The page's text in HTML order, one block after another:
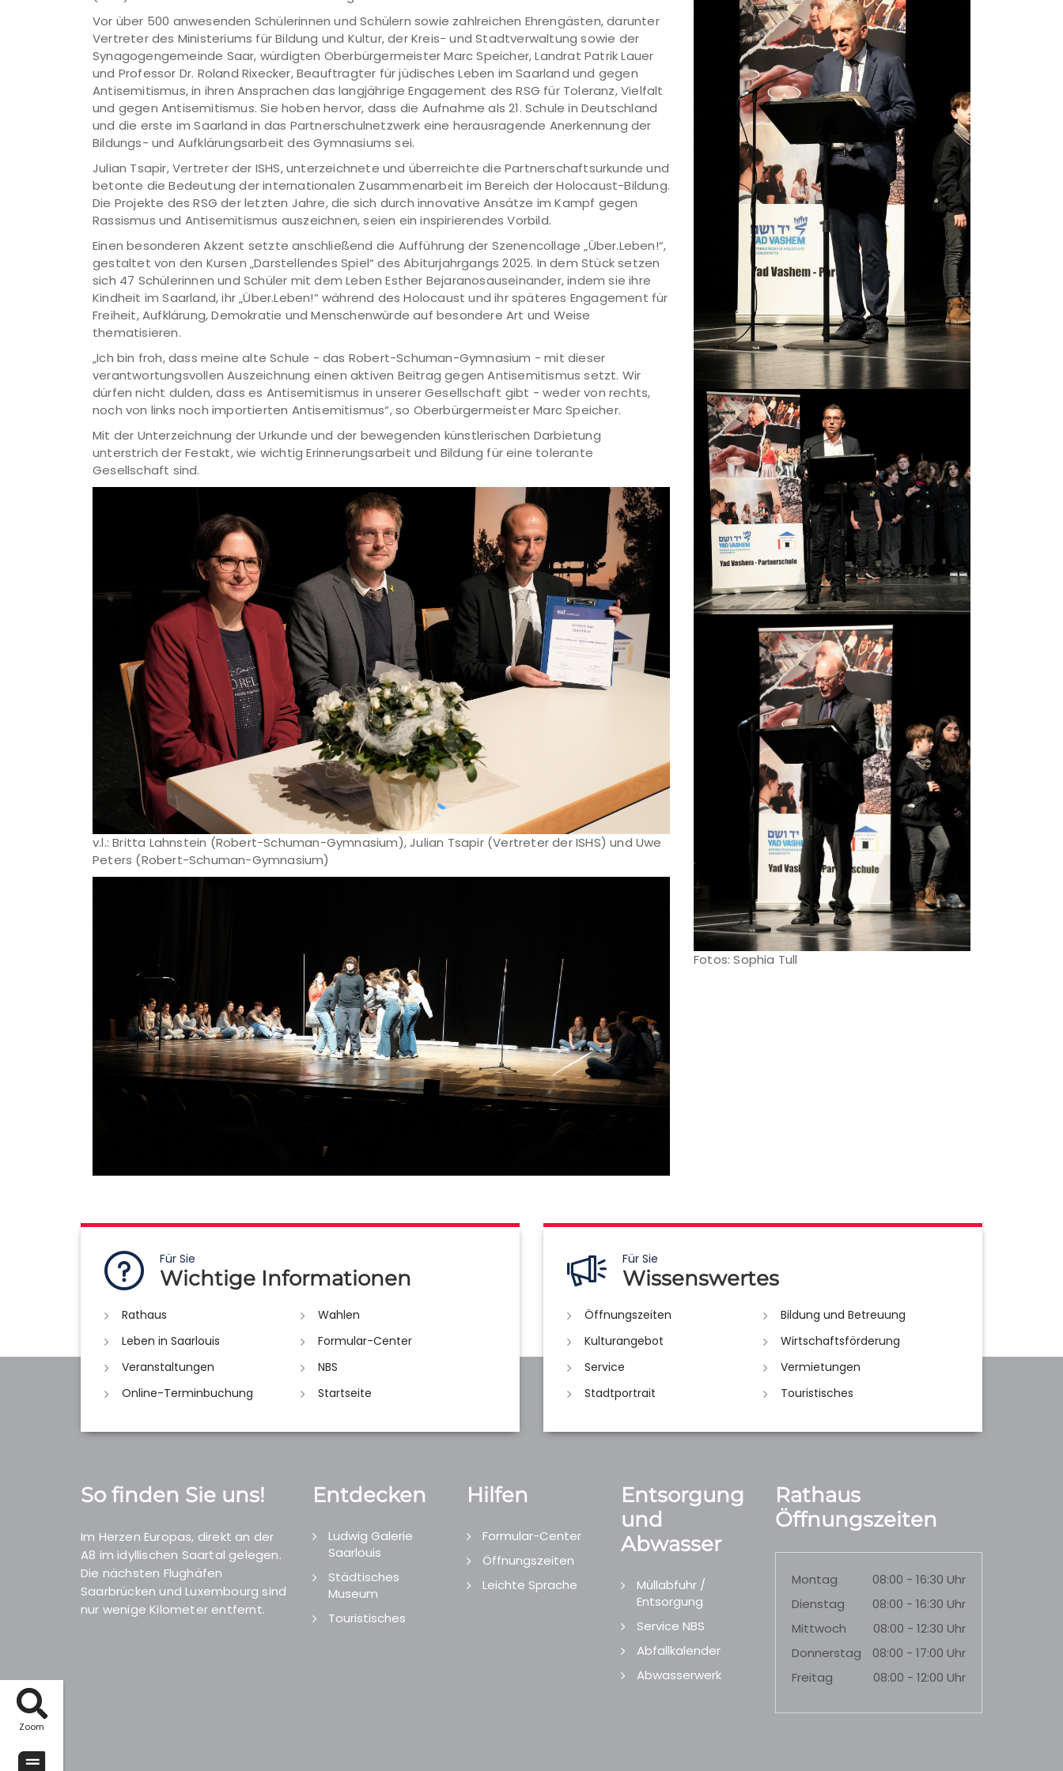
Zoom
Vor über 500 anwesenden Schülerinnen und Schülern sowie zahlreichen Ehrengästen, darunter
Vertreter des Ministeriums für Bildung und Kultur, der Kreis- und Stadtverwaltung sowie der
Synagogengemeinde Saar, würdigten Oberbürgermeister Marc Speicher, Landrat Patrik Lauer
und Professor Dr. Roland Rixecker, Beauftragter für jüdisches Leben im Saarland und gegen
Antisemitismus, in ihren Ansprachen das langjährige Engagement des RSG für Toleranz, Vielfalt
und gegen Antisemitismus. Sie hoben hervor, dass die Aufnahme als 21. Schule in Deutschland
und die erste im Saarland in das Partnerschulnetzwerk eine herausragende Anerkennung der
Bildungs- und Aufklärungsarbeit des Gymnasiums sei.
Julian Tsapir, Vertreter der ISHS, unterzeichnete und überreichte die Partnerschaftsurkunde und
betonte die Bedeutung der internationalen Zusammenarbeit im Bereich der Holocaust-Bildung.
Die Projekte des RSG der letzten Jahre, die sich durch innovative Ansätze im Kampf gegen
Rassismus und Antisemitismus auszeichnen, seien ein inspirierendes Vorbild.
Einen besonderen Akzent setzte anschließend die Aufführung der Szenencollage „Über.Leben!“,
gestaltet von den Kursen „Darstellendes Spiel“ des Abiturjahrgangs 2025. In dem Stück setzen
sich 47 Schülerinnen und Schüler mit dem Leben Esther Bejaranosauseinander, indem sie ihre
Kindheit im Saarland, ihr „Über.Leben!“ während des Holocaust und ihr späteres Engagement für
Freiheit, Aufklärung, Demokratie und Menschenwürde auf besondere Art und Weise
thematisieren.
„Ich bin froh, dass meine alte Schule - das Robert-Schuman-Gymnasium - mit dieser
verantwortungsvollen Auszeichnung einen aktiven Beitrag gegen Antisemitismus setzt. Wir
dürfen nicht dulden, dass es Antisemitismus in unserer Gesellschaft gibt - weder von rechts,
noch von links noch importierten Antisemitismus“, so Oberbürgermeister Marc Speicher.
Mit der Unterzeichnung der Urkunde und der bewegenden künstlerischen Darbietung
unterstrich der Festakt, wie wichtig Erinnerungsarbeit und Bildung für eine tolerante
Gesellschaft sind.
v.l.: Britta Lahnstein (Robert-Schuman-Gymnasium), Julian Tsapir (Vertreter der ISHS) und Uwe
Peters (Robert-Schuman-Gymnasium)
Fotos: Sophia Tull
Für Sie
Wichtige Informationen
Rathaus
Wahlen
Leben in Saarlouis
Formular-Center
Veranstaltungen
NBS
Online-Terminbuchung
Startseite
Für Sie
Wissenswertes
Öffnungszeiten
Bildung und Betreuung
Kulturangebot
Wirtschaftsförderung
Service
Vermietungen
Stadtportrait
Touristisches
So finden Sie uns!
Im Herzen Europas, direkt an der
A8 im idyllischen Saartal gelegen.
Die nächsten Flughäfen
Saarbrücken und Luxembourg sind
nur wenige Kilometer entfernt.
Entdecken
Ludwig Galerie
Saarlouis
Städtisches
Museum
Touristisches
Hilfen
Formular-Center
Öffnungszeiten
Leichte Sprache
Entsorgung
und
Abwasser
Müllabfuhr /
Entsorgung
Service NBS
Abfallkalender
Abwasserwerk
Rathaus
Öffnungszeiten
Montag
08:00 - 16:30 Uhr
Dienstag
08:00 - 16:30 Uhr
Mittwoch
08:00 - 12:30 Uhr
Donnerstag
08:00 - 17:00 Uhr
Freitag
08:00 - 12:00 Uhr